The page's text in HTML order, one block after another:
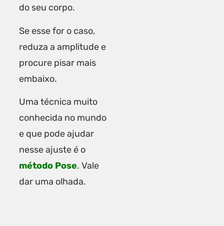
do seu corpo.
Se esse for o caso,
reduza a amplitude e
procure pisar mais
embaixo.
Uma técnica muito
conhecida no mundo
e que pode ajudar
nesse ajuste é o
método Pose. Vale
dar uma olhada.